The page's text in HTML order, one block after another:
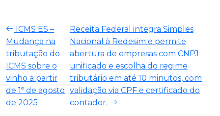
ICMS ES –
Mudança na
tributação do
ICMS sobre o
vinho a partir
de 1º de agosto
de 2025
Receita Federal integra Simples
Nacional à Redesim e permite
abertura de empresas com CNPJ
unificado e escolha do regime
tributário em até 10 minutos, com
validação via CPF e certificado do
contador.